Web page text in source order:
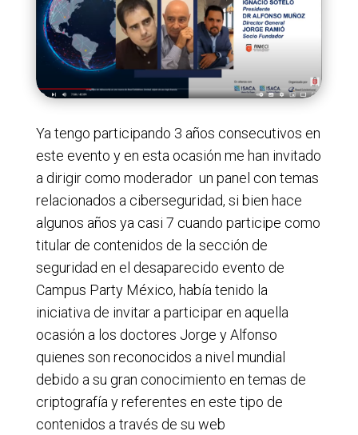
Ya tengo participando 3 años consecutivos en
este evento y en esta ocasión me han invitado
a dirigir como moderador un panel con temas
relacionados a ciberseguridad, si bien hace
algunos años ya casi 7 cuando participe como
titular de contenidos de la sección de
seguridad en el desaparecido evento de
Campus Party México, había tenido la
iniciativa de invitar a participar en aquella
ocasión a los doctores Jorge y Alfonso
quienes son reconocidos a nivel mundial
debido a su gran conocimiento en temas de
criptografía y referentes en este tipo de
contenidos a través de su web